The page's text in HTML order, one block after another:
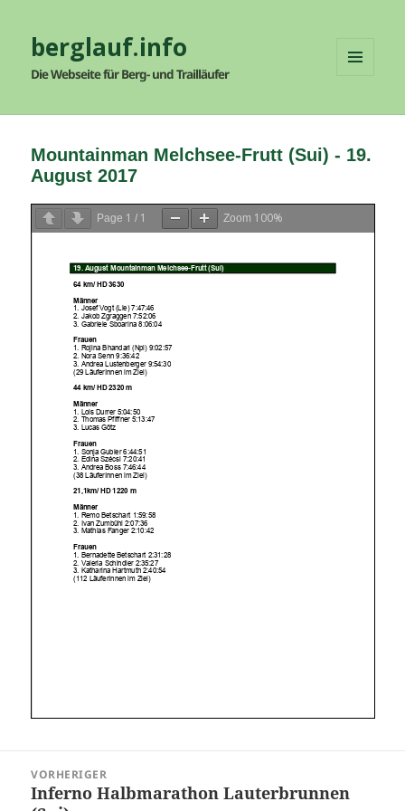
berglauf.info
Die Webseite für Berg- und Trailläufer
WIDGETS
Mountainman Melchsee-Frutt (Sui) - 19.
August 2017
Page 1 / 1 Zoom 100%
VORHERIGER
Vorheriger
Inferno Halbmarathon Lauterbrunnen